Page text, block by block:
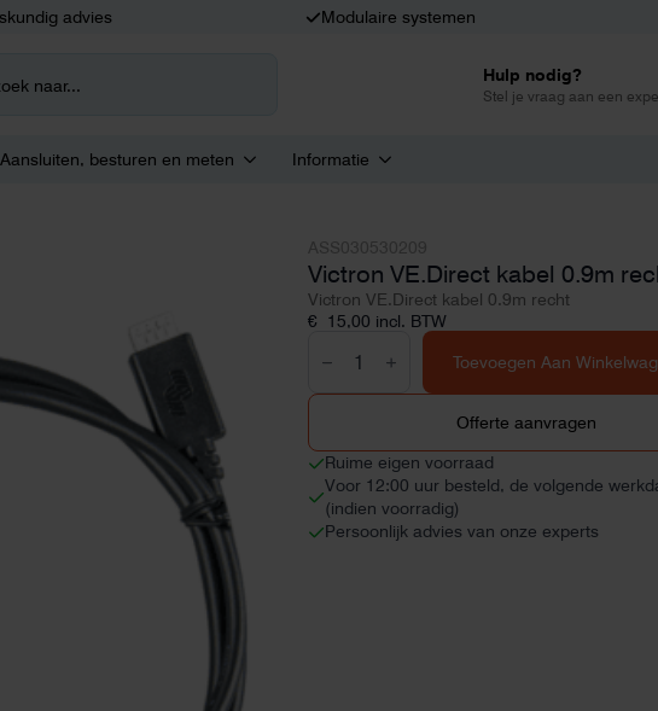
advies Modulaire systemen
Hulp nodig?
Stel je vraag aan een
Aansluiten, besturen en meten Informatie
Victron VE.Direct kabel 0.9m
Victron VE.Direct kabel 0.9m recht
€ 15,00 incl. BTW
VE.Direct
0.9m
Toevoegen Aan
Offerte aanvragen
Ruime eigen voorraad
Voor 12:00 uur besteld, de volgende
(indien voorradig)
Persoonlijk advies van onze experts